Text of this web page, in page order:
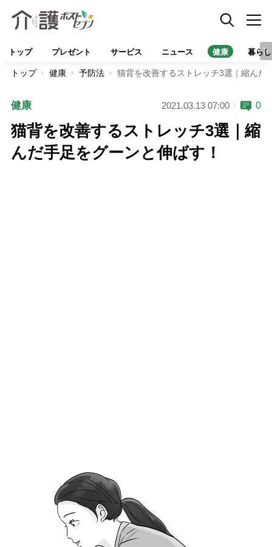
トップ プレゼント サービス ニュース 健康 暮らし
トップ 健康 予防法 猫背を改善するストレッチ3選｜縮んだ
健康 2021.03.13 07:00 0
猫背を改善するストレッチ3選｜縮
んだ手足をグーンと伸ばす！